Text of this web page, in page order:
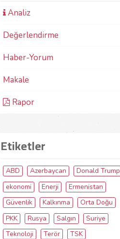
Analiz
Değerlendirme
Haber-Yorum
Makale
Rapor
Etiketler
ABD Azerbaycan
Donald Trump
ekonomi
Enerji
Ermenistan
Güvenlik
Kalkınma
Orta Doğu
PKK
Rusya Salgın
Suriye
Teknoloji
Terör
TSK